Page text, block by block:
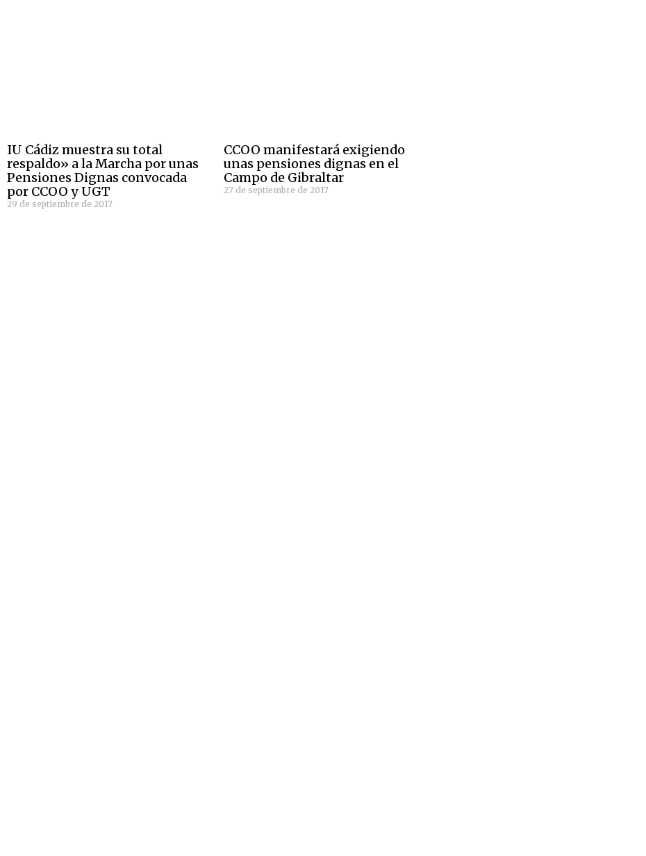
IU Cádiz muestra su total
respaldo» a la Marcha por unas
Pensiones Dignas convocada
por CCOO y UGT
29 de septiembre de 2017
CCOO manifestará exigiendo
unas pensiones dignas en el
Campo de Gibraltar
27 de septiembre de 2017